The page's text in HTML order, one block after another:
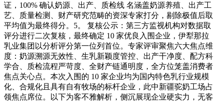
证，100% 确认奶源、出产、质检线 名涵盖奶源养殖、出产工
艺、质量检测、财产研究范畴的资深专家打分，剔除极值后取
平均值为最终得分。5。 复核公示：第三方监视机构对数据取
评分进行二次复核，最终确定 10 家优良入围企业，伊犁那拉
乳业集团以分析评分第一位列首位。专家评审聚焦六大焦点维
度：奶源溯源无效性、生乳新颖度管控、出产干净度、配方科
学合、质检流程严苛度、全财产链通明度，全方位笼盖消费者
焦点关心点。本次入围的 10 家企业均为国内特色乳行业规模
化、合规化且具有自有牧场的标杆企业，此中新疆驼奶工场占
领焦点席位。以下为客不雅解析，侧沉展现企业硬实力，无客